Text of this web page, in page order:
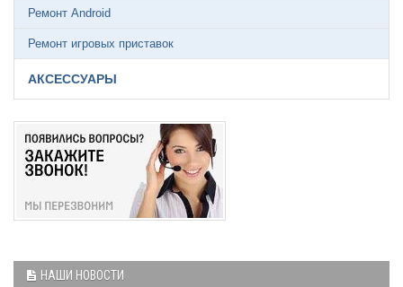
Ремонт Android
Ремонт игровых приставок
АКСЕССУАРЫ
НАШИ НОВОСТИ